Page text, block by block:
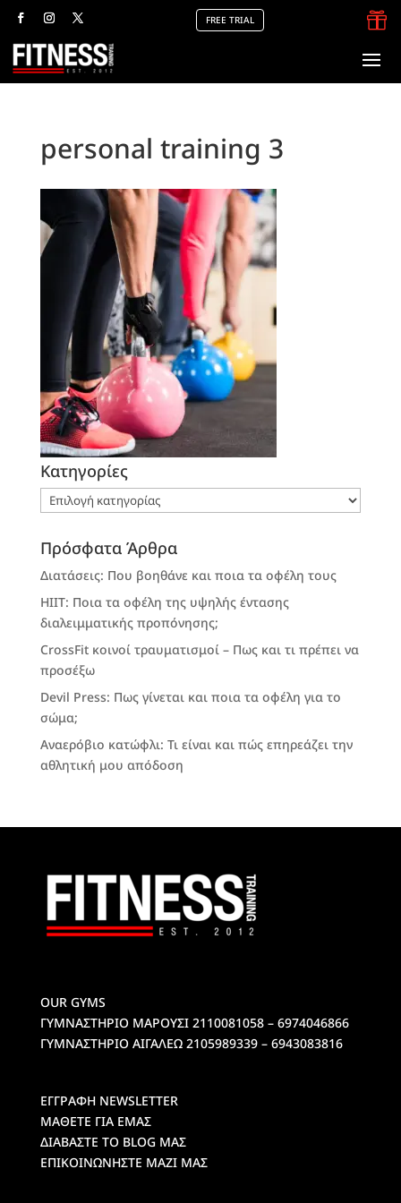
FREE TRIAL 
personal training 3
Kατηγορίες
Kατηγορίες
Πρόσφατα Άρθρα
Διατάσεις: Που βοηθάνε και ποια τα οφέλη τους
HIIT: Ποια τα οφέλη της υψηλής έντασης
διαλειμματικής προπόνησης;
CrossFit κοινοί τραυματισμοί – Πως και τι πρέπει να
προσέξω
Devil Press: Πως γίνεται και ποια τα οφέλη για το
σώμα;
Αναερόβιο κατώφλι: Τι είναι και πώς επηρεάζει την
αθλητική μου απόδοση
OUR GYMS
ΓΥΜΝΑΣΤΗΡΙΟ ΜΑΡΟΥΣΙ2110081058 – 6974046866
ΓΥΜΝΑΣΤΗΡΙΟ ΑΙΓΑΛΕΩ2105989339 – 6943083816
ΕΓΓΡΑΦΗ NEWSLETTER
ΜΑΘΕΤΕ ΓΙΑ ΕΜΑΣ
ΔΙΑΒΑΣΤΕ ΤΟ BLOG ΜΑΣ
ΕΠΙΚΟΙΝΩΝΗΣΤΕ ΜΑΖΙ ΜΑΣ